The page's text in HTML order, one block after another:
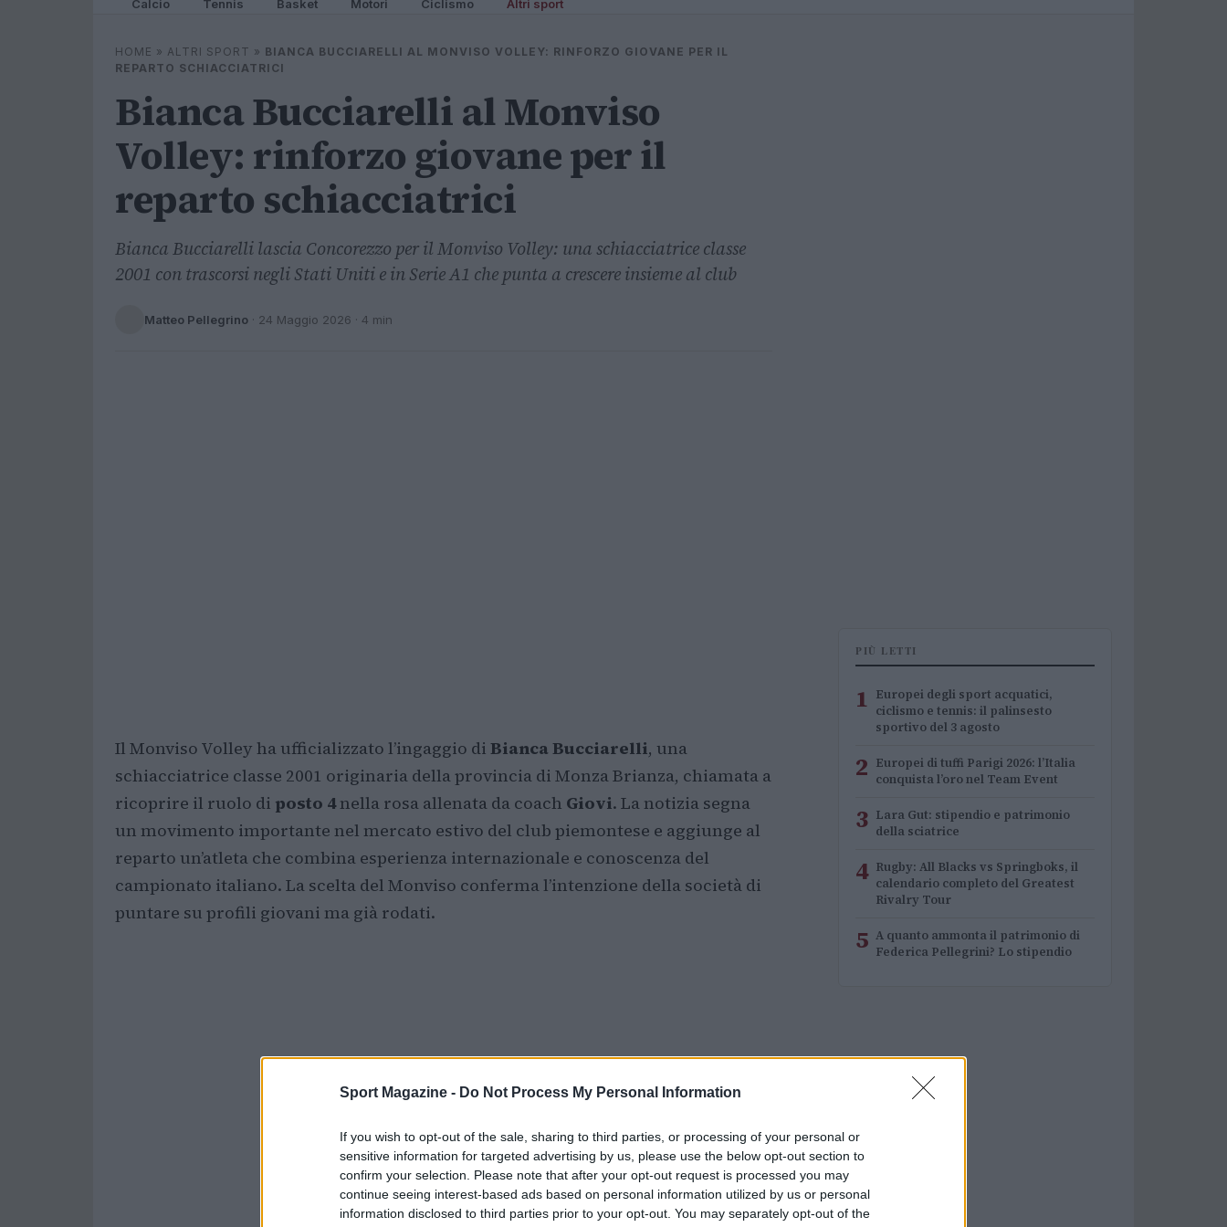
Sport Magazine - Do Not Process My Personal Information
If you wish to opt-out of the sale, sharing to third parties, or processing of your personal or
sensitive information for targeted advertising by us, please use the below opt-out section to
confirm your selection. Please note that after your opt-out request is processed you may
continue seeing interest-based ads based on personal information utilized by us or personal
information disclosed to third parties prior to your opt-out. You may separately opt-out of the
Calcio Tennis Basket Motori Ciclismo Altri sport
HOME » ALTRI SPORT » BIANCA BUCCIARELLI AL MONVISO VOLLEY: RINFORZO GIOVANE PER IL
REPARTO SCHIACCIATRICI
Bianca Bucciarelli al Monviso
Volley: rinforzo giovane per il
reparto schiacciatrici
Bianca Bucciarelli lascia Concorezzo per il Monviso Volley: una schiacciatrice classe
2001 con trascorsi negli Stati Uniti e in Serie A1 che punta a crescere insieme al club
Matteo Pellegrino · 24 Maggio 2026 · 4 min
Il Monviso Volley ha ufficializzato l’ingaggio di Bianca Bucciarelli, una
schiacciatrice classe 2001 originaria della provincia di Monza Brianza, chiamata a
ricoprire il ruolo di posto 4nella rosa allenata da coach Giovi. La notizia segna
un movimento importante nel mercato estivo del club piemontese e aggiunge al
reparto un’atleta che combina esperienza internazionale e conoscenza del
campionato italiano. La scelta del Monviso conferma l’intenzione della società di
puntare su profili giovani ma già rodati.
PIÙ LETTI
1 Europei degli sport acquatici,
ciclismo e tennis: il palinsesto
sportivo del 3 agosto
2 Europei di tuffi Parigi 2026: l’Italia
conquista l’oro nel Team Event
3 Lara Gut: stipendio e patrimonio
della sciatrice
4 Rugby: All Blacks vs Springboks, il
calendario completo del Greatest
Rivalry Tour
5 A quanto ammonta il patrimonio di
Federica Pellegrini? Lo stipendio